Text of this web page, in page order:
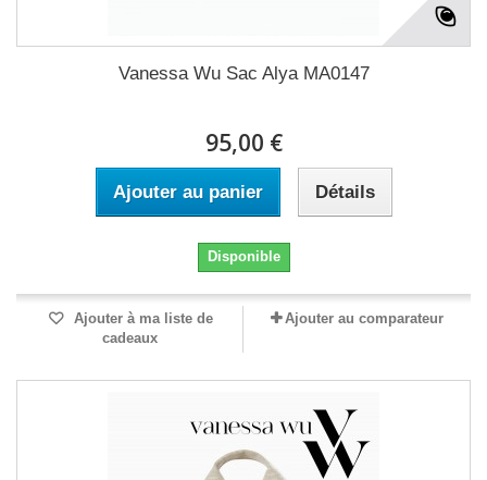
Vanessa Wu Sac Alya MA0147
95,00 €
Ajouter au panier Détails
Disponible
Ajouter à ma liste de
cadeaux
Ajouter au comparateur